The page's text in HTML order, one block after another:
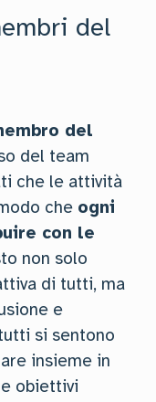
del
del
del team
che le attività
che ogni
con le
non solo
di tutti, ma
e
si sentono
insieme in
obiettivi